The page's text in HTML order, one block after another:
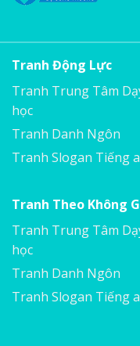
Tranh Động Lực
Tranh Trung Tâm
học
Tranh Danh Ngôn
Tranh Slogan Tiếng
Tranh Theo Không
Tranh Trung Tâm
học
Tranh Danh Ngôn
Tranh Slogan Tiếng